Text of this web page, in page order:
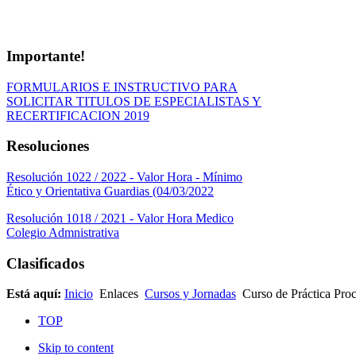
Importante!
FORMULARIOS E INSTRUCTIVO PARA
SOLICITAR TITULOS DE ESPECIALISTAS Y
RECERTIFICACION 2019
Resoluciones
Resolución 1022 / 2022 - Valor Hora - Mínimo
Ético y Orientativa Guardias (04/03/2022
Resolución 1018 / 2021 - Valor Hora Medico
Colegio Admnistrativa
Clasificados
Está aquí: Inicio Enlaces Cursos y Jornadas Curso de Práctica
TOP
Skip to content